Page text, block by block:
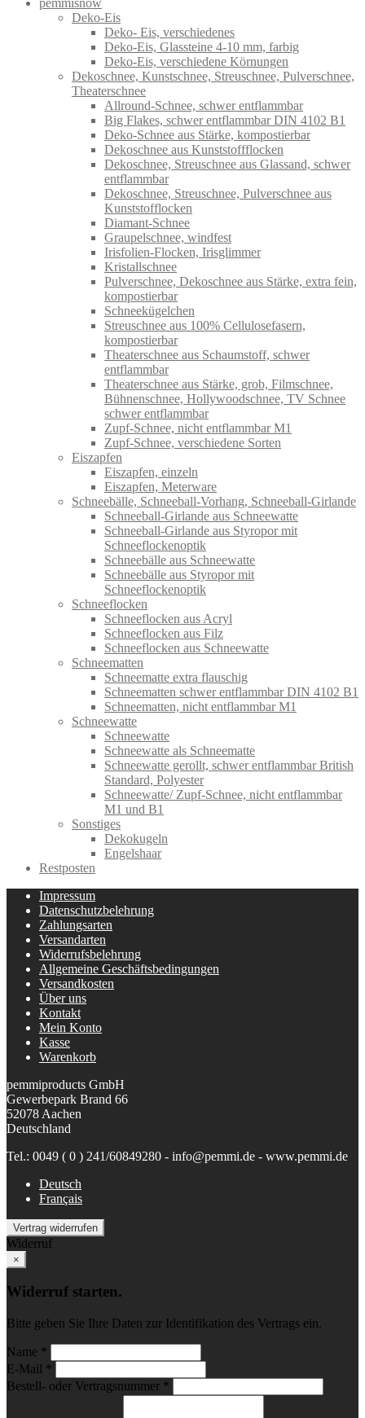
Deko-Eis
Deko- Eis, verschiedenes
Deko-Eis, Glassteine 4-10 mm, farbig
Deko-Eis, verschiedene Körnungen
Dekoschnee, Kunstschnee, Streuschnee, Pulverschnee,
Theaterschnee
Allround-Schnee, schwer entflammbar
Big Flakes, schwer entflammbar DIN 4102 B1
Deko-Schnee aus Stärke, kompostierbar
Dekoschnee aus Kunststoffflocken
Dekoschnee, Streuschnee aus Glassand, schwer
entflammbar
Dekoschnee, Streuschnee, Pulverschnee aus
Kunststofflocken
Diamant-Schnee
Graupelschnee, windfest
Irisfolien-Flocken, Irisglimmer
Kristallschnee
Pulverschnee, Dekoschnee aus Stärke, extra fein,
kompostierbar
Schneekügelchen
Streuschnee aus 100% Cellulosefasern,
kompostierbar
Theaterschnee aus Schaumstoff, schwer
entflammbar
Theaterschnee aus Stärke, grob, Filmschnee,
Bühnenschnee, Hollywoodschnee, TV Schnee
schwer entflammbar
Zupf-Schnee, nicht entflammbar M1
Zupf-Schnee, verschiedene Sorten
Eiszapfen
Eiszapfen, einzeln
Eiszapfen, Meterware
Schneebälle, Schneeball-Vorhang, Schneeball-Girlande
Schneeball-Girlande aus Schneewatte
Schneeball-Girlande aus Styropor mit
Schneeflockenoptik
Schneebälle aus Schneewatte
Schneebälle aus Styropor mit
Schneeflockenoptik
Schneeflocken
Schneeflocken aus Acryl
Schneeflocken aus Filz
Schneeflocken aus Schneewatte
Schneematten
Schneematte extra flauschig
Schneematten schwer entflammbar DIN 4102 B1
Schneematten, nicht entflammbar M1
Schneewatte
Schneewatte
Schneewatte als Schneematte
Schneewatte gerollt, schwer entflammbar British
Standard, Polyester
Schneewatte/ Zupf-Schnee, nicht entflammbar
M1 und B1
Sonstiges
Dekokugeln
Engelshaar
Restposten
Impressum
Datenschutzbelehrung
Zahlungsarten
Versandarten
Widerrufsbelehrung
Allgemeine Geschäftsbedingungen
Versandkosten
Über uns
Kontakt
Mein Konto
Kasse
Warenkorb
pemmiproducts GmbH
Gewerbepark Brand 66
52078 Aachen
Deutschland
Tel.: 0049 ( 0 ) 241/60849280 - info@pemmi.de - www.pemmi.de
Deutsch
Français
Vertrag widerrufen
Widerruf
×
Widerruf starten.
Bitte geben Sie Ihre Daten zur Identifikation des Vertrags ein.
Name *
E-Mail *
Bestell- oder Vertragsnummer *